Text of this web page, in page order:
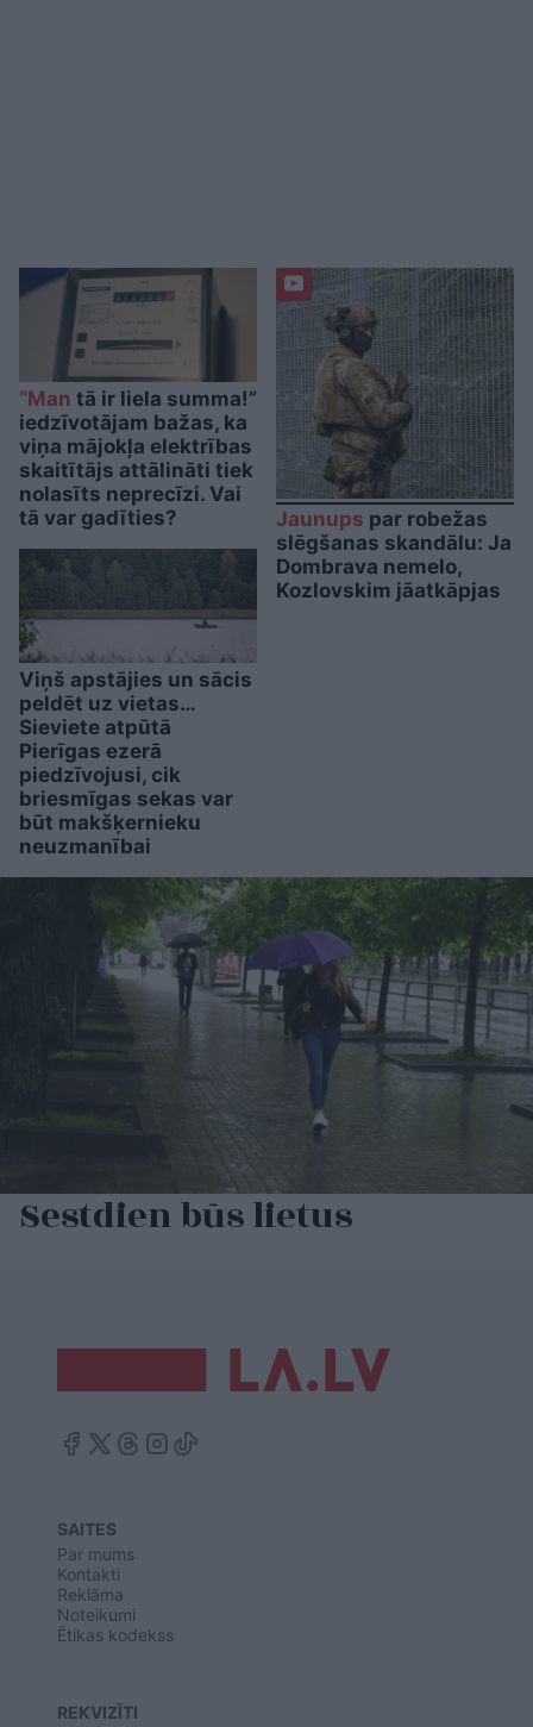
“Man tā ir liela summa!”
iedzīvotājam bažas, ka
viņa mājokļa elektrības
skaitītājs attālināti tiek
nolasīts neprecīzi. Vai
tā var gadīties?
Viņš apstājies un sācis
peldēt uz vietas…
Sieviete atpūtā
Pierīgas ezerā
piedzīvojusi, cik
briesmīgas sekas var
būt makšķernieku
neuzmanībai
Jaunups par robežas
slēgšanas skandālu: Ja
Dombrava nemelo,
Kozlovskim jāatkāpjas
Sestdien būs lietus
SAITES
Par mums
Kontakti
Reklāma
Noteikumi
Ētikas kodekss
REKVIZĪTI